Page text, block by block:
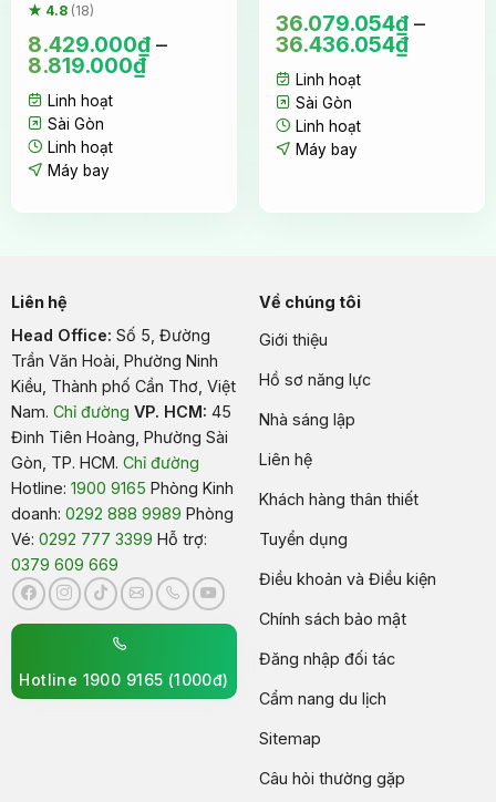
★ 4.8 (18)
8.429.000₫–
8.819.000₫
Linh hoạt
Sài Gòn
Linh hoạt
Máy bay
36.079.054₫–
36.436.054₫
Linh hoạt
Sài Gòn
Linh hoạt
Máy bay
Liên hệ
Head Office: Số 5, Đường
Trần Văn Hoài, Phường Ninh
Kiều, Thành phố Cần Thơ, Việt
Nam. Chỉ đường VP. HCM: 45
Đinh Tiên Hoàng, Phường Sài
Gòn, TP. HCM. Chỉ đường
Hotline: 1900 9165 Phòng Kinh
doanh: 0292 888 9989 Phòng
Vé: 0292 777 3399 Hỗ trợ:
0379 609 669
Hotline 1900 9165 (1000đ)
Về chúng tôi
Giới thiệu
Hồ sơ năng lực
Nhà sáng lập
Liên hệ
Khách hàng thân thiết
Tuyển dụng
Điều khoản và Điều kiện
Chính sách bảo mật
Đăng nhập đối tác
Cẩm nang du lịch
Sitemap
Câu hỏi thường gặp